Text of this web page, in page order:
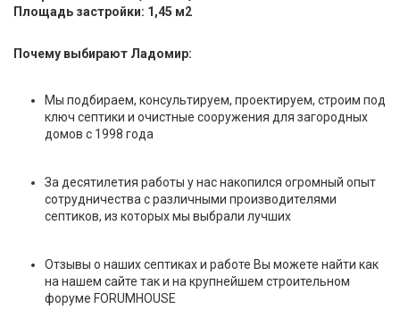
Площадь застройки: 1,45 м2
Почему выбирают Ладомир:
Мы подбираем, консультируем, проектируем, строим под
ключ септики и очистные сооружения для загородных
домов с 1998 года
За десятилетия работы у нас накопился огромный опыт
сотрудничества с различными производителями
септиков, из которых мы выбрали лучших
Отзывы о наших септиках и работе Вы можете найти как
на нашем сайте так и на крупнейшем строительном
форуме FORUMHOUSE